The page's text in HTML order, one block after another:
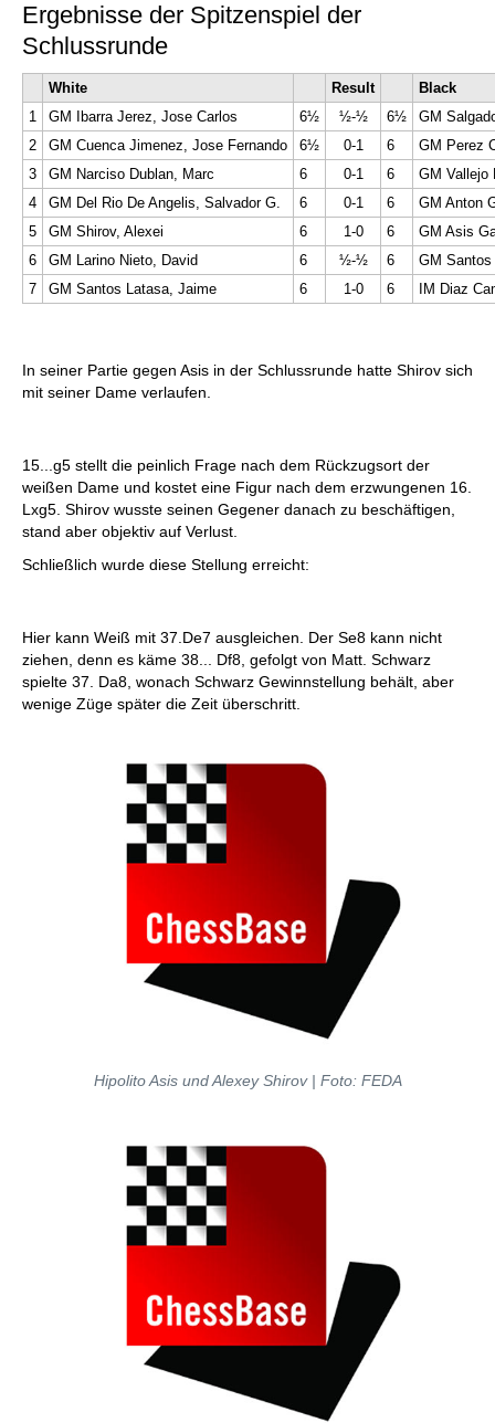
Ergebnisse der Spitzenspiel der
Schlussrunde
White Result
Black
1
GM Ibarra Jerez, Jose Carlos 6½ ½-½ 6½
GM
2
GM Cuenca Jimenez, Jose Fernando 6½ 0-1 6
GM Perez
3
GM Narciso Dublan, Marc 6 0-1 6
GM Vallejo
4
GM Del Rio De Angelis, Salvador G. 6 0-1 6
GM Anton
5
GM Shirov, Alexei 6 1-0 6
GM Asis
6
GM Larino Nieto, David 6 ½-½ 6
GM
7
GM Santos Latasa, Jaime 6 1-0 6 IM Diaz
In seiner Partie gegen Asis in der Schlussrunde hatte Shirov sich
mit seiner Dame verlaufen.
15...g5 stellt die peinlich Frage nach dem Rückzugsort der
weißen Dame und kostet eine Figur nach dem erzwungenen 16.
Lxg5. Shirov wusste seinen Gegener danach zu beschäftigen,
stand aber objektiv auf Verlust.
Schließlich wurde diese Stellung erreicht:
Hier kann Weiß mit 37.De7 ausgleichen. Der Se8 kann nicht
ziehen, denn es käme 38... Df8, gefolgt von Matt. Schwarz
spielte 37. Da8, wonach Schwarz Gewinnstellung behält, aber
wenige Züge später die Zeit überschritt.
Hipolito Asis und Alexey Shirov | Foto: FEDA